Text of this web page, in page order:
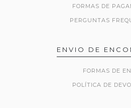
FORMAS DE
PERGUNTAS
ENVIO DE
FORMAS DE
POLÍTICA DE